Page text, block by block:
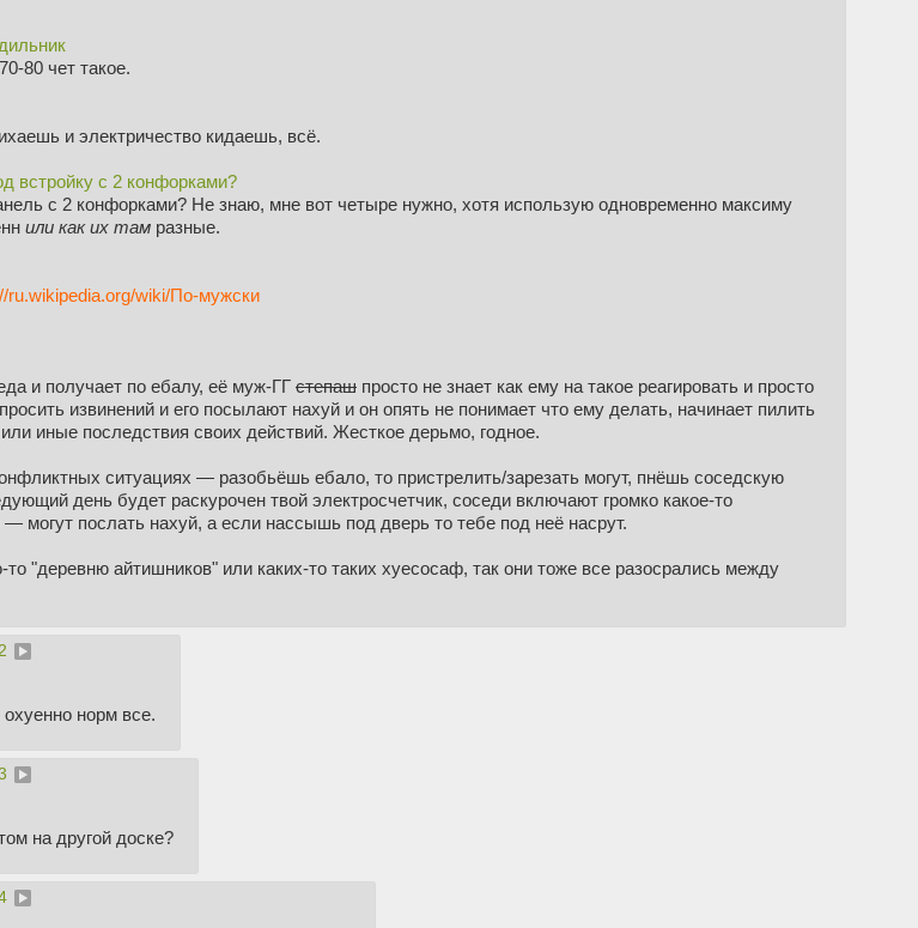
80 чет такое.
и электричество кидаешь, всё.
встройку с 2 конфорками?
с 2 конфорками? Не знаю, мне вот четыре нужно, хотя использую одновременно максиму
или как их там разные.
ru.wikipedia.org/wiki/По-мужски
и получает по ебалу, её муж-ГГ степаш просто не знает как ему на такое реагировать и просто
извинений и его посылают нахуй и он опять не понимает что ему делать, начинает пилить
иные последствия своих действий. Жесткое дерьмо, годное.
ситуациях — разобьёшь ебало, то пристрелить/зарезать могут, пнёшь соседскую
день будет раскурочен твой электросчетчик, соседи включают громко какое-то
могут послать нахуй, а если нассышь под дверь то тебе под неё насрут.
"деревню айтишников" или каких-то таких хуесосаф, так они тоже все разосрались между
норм все.
на другой доске?